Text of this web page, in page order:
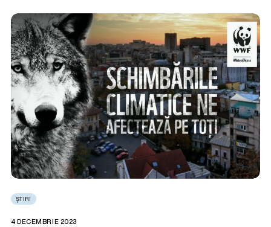
ȘTIRI
4 DECEMBRIE 2023